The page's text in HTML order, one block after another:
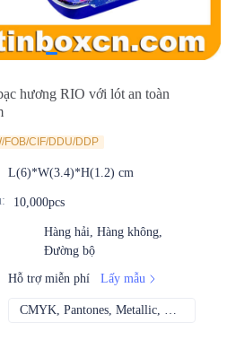
hương RIO với lót an toàn
FOB/CIF/DDU/DDP
L(6)*W(3.4)*H(1.2) cm
: 10,000pcs
Hàng hải, Hàng không,
Đường bộ
Hỗ trợ miễn phí
Lấy mẫu
CMYK, Pantones, Metallic, Màu spot, v.v.